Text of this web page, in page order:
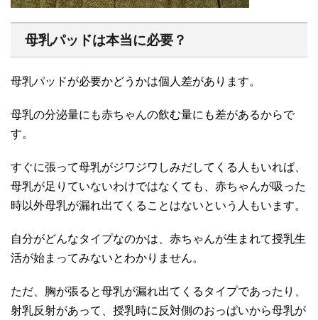
母乳パッドは本当に必要？
母乳パッドが必要かどうかは個人差があります。
母乳の分泌量にも赤ちゃんの飲む量にも差があるからで
す。
すぐに張って母乳がジワジワしみだしてくる人もいれば、
母乳が足りていないわけではなくても、赤ちゃんが吸った
時以外母乳が漏れ出てくることはないという人もいます。
自分がどんなタイプなのかは、赤ちゃんが生まれて授乳生
活が始まってみないとわかりません。
ただ、胸が張ると母乳が漏れ出てくるタイプであったり、
射乳反射があって、授乳時に反対側のおっぱいから母乳が